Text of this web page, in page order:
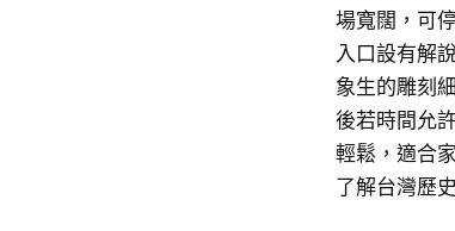
場寬闊，可
入口設有解
象生的雕刻
後若時間允
輕鬆，適合
了解台灣歷